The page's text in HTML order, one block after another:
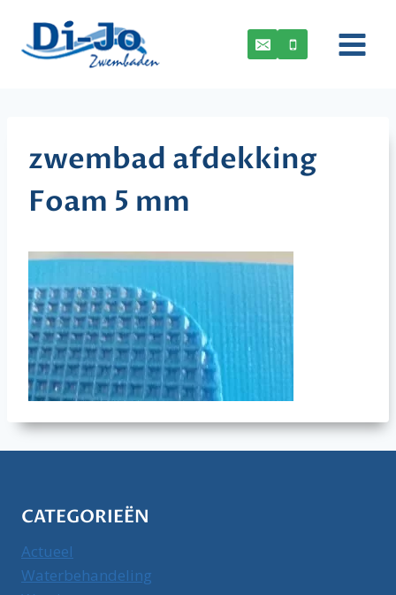
inhoud
zwembad afdekking
Foam 5 mm
CATEGORIEËN
Actueel
Waterbehandeling